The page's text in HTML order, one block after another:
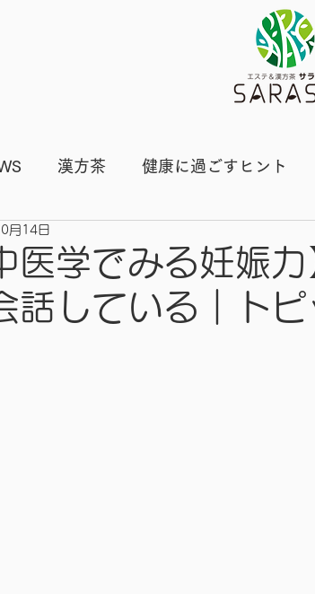
漢方茶 健康に過ごすヒント
ー
医学でみる妊娠
話している｜トピ
月14日